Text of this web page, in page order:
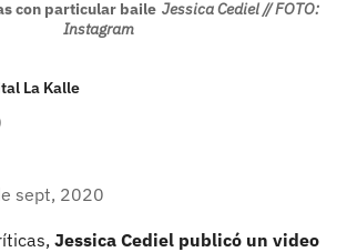
con particular baile Jessica Cediel // FOTO:
Instagram
La Kalle
sept, 2020
Jessica Cediel publicó un video